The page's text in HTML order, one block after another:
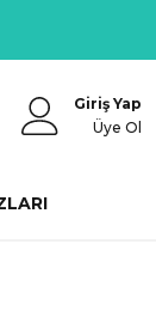
Giriş Yap
Üye Ol